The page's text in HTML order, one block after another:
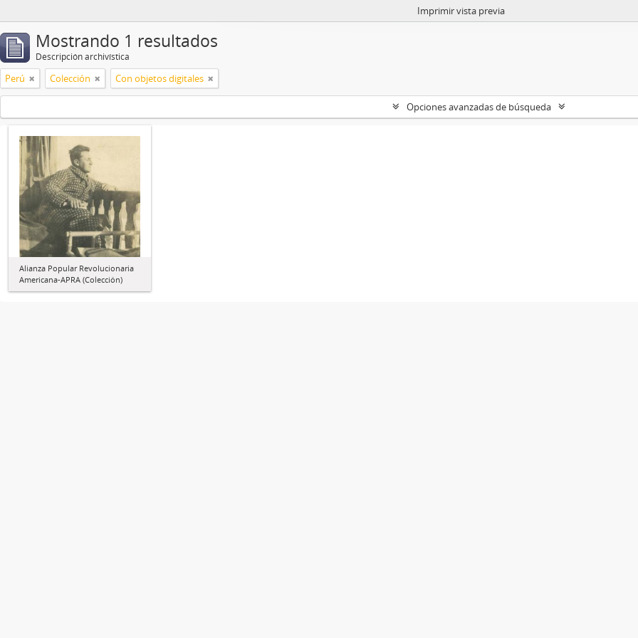
Imprimir vista previa
Mostrando 1 resultados
Descripción archivística
Perú Colección Con objetos digitales
Opciones avanzadas de búsqueda
Alianza Popular Revolucionaria
Americana-APRA (Colección)